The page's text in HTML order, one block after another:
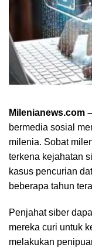
Milenianews.com –
bermedia sosial
milenia. Sobat
terkena kejahatan
kasus pencurian
beberapa tahun
Penjahat siber
mereka curi untuk
melakukan